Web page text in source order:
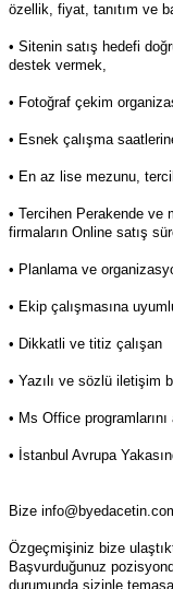
özellik, fiyat, tanıtım ve
• Sitenin satış hedefi
destek vermek,
• Fotoğraf çekim
• Esnek çalışma
• En az lise mezunu,
• Tercihen Perakende ve
firmaların Online satış
• Planlama ve
• Ekip çalışmasına
• Dikkatli ve titiz çalışan
• Yazılı ve sözlü iletişim
• Ms Office
• İstanbul Avrupa
Bize
Özgeçmişiniz bize
Başvurduğunuz
durumunda sizinle